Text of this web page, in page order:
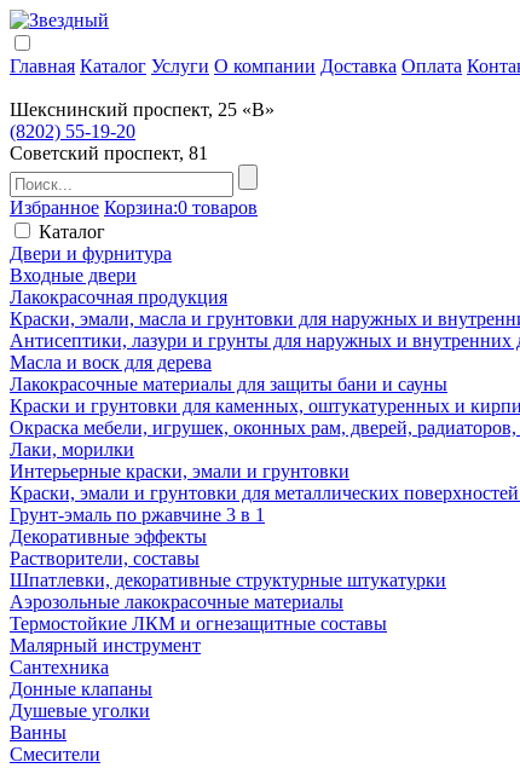
Главная Каталог Услуги О компании Доставка Оплата
Шекснинский проспект, 25 «В»
(8202) 55-19-20
Советский проспект, 81
Избранное Корзина:0 товаров
Каталог
Двери и фурнитура
Входные двери
Лакокрасочная продукция
Краски, эмали, масла и грунтовки для наружных и
Антисептики, лазури и грунты для наружных и внутренних
Масла и воск для дерева
Лакокрасочные материалы для защиты бани и сауны
Краски и грунтовки для каменных, оштукатуренных и
Окраска мебели, игрушек, оконных рам, дверей,
Лаки, морилки
Интерьерные краски, эмали и грунтовки
Краски, эмали и грунтовки для металлических
Грунт-эмаль по ржавчине 3 в 1
Декоративные эффекты
Растворители, составы
Шпатлевки, декоративные структурные штукатурки
Аэрозольные лакокрасочные материалы
Термостойкие ЛКМ и огнезащитные составы
Малярный инструмент
Сантехника
Донные клапаны
Душевые уголки
Ванны
Смесители